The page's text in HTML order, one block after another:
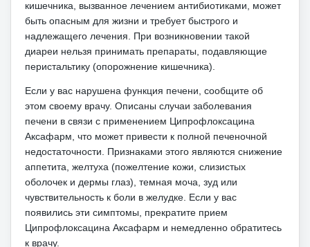
кишечника, вызванное лечением антибиотиками, может
быть опасным для жизни и требует быстрого и
надлежащего лечения. При возникновении такой
диареи нельзя принимать препараты, подавляющие
перистальтику (опорожнение кишечника).
Если у вас нарушена функция печени, сообщите об
этом своему врачу. Описаны случаи заболевания
печени в связи с применением Ципрофлоксацина
Аксафарм, что может привести к полной печеночной
недостаточности. Признаками этого являются снижение
аппетита, желтуха (пожелтение кожи, слизистых
оболочек и дермы глаз), темная моча, зуд или
чувствительность к боли в желудке. Если у вас
появились эти симптомы, прекратите прием
Ципрофлоксацина Аксафарм и немедленно обратитесь
к врачу.